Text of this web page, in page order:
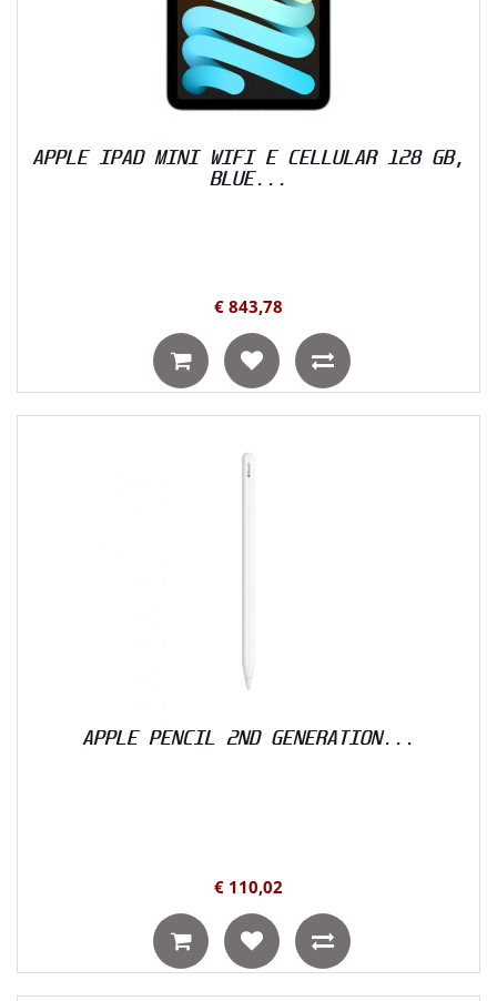
APPLE IPAD MINI WIFI E CELLULAR 128 GB,
BLUE...
€ 843,78
APPLE PENCIL 2ND GENERATION...
€ 110,02